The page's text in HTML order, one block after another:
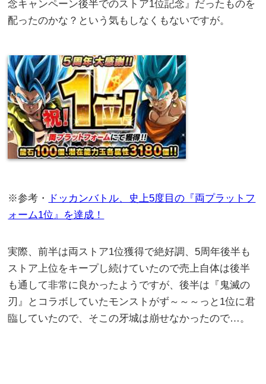
念キャンペーン後半でのストア1位記念』だったものを
配ったのかな？という気もしなくもないですが。
※参考・
ドッカンバトル、史上5度目の『両プラットフ
ォーム1位』を達成！
実際、前半は両ストア1位獲得で絶好調、5周年後半も
ストア上位をキープし続けていたので売上自体は後半
も通して非常に良かったようですが、後半は『鬼滅の
刃』とコラボしていたモンストがず～～～っと1位に君
臨していたので、そこの牙城は崩せなかったので…。